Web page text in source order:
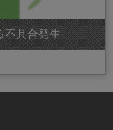
不具合発生